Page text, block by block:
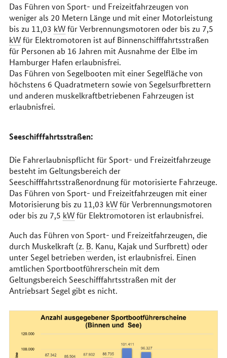
Das Führen von Sport- und Freizeitfahrzeugen von
weniger als 20 Metern Länge und mit einer Motorleistung
bis zu 11,03 kWfür Verbrennungsmotoren oder bis zu 7,5
kWfür Elektromotoren ist auf Binnenschifffahrtsstraßen
für Personen ab 16 Jahren mit Ausnahme der Elbe im
Hamburger Hafen erlaubnisfrei.
Das Führen von Segelbooten mit einer Segelfläche von
höchstens 6 Quadratmetern sowie von Segelsurfbrettern
und anderen muskelkraftbetriebenen Fahrzeugen ist
erlaubnisfrei.
Seeschifffahrtsstraßen:
Die Fahrerlaubnispflicht für Sport- und Freizeitfahrzeuge
besteht im Geltungsbereich der
Seeschifffahrtsstraßenordnung für motorisierte Fahrzeuge.
Das Führen von Sport- und Freizeitfahrzeugen mit einer
Motorisierung bis zu 11,03 kWfür Verbrennungsmotoren
oder bis zu 7,5 kWfür Elektromotoren ist erlaubnisfrei.
Auch das Führen von Sport- und Freizeitfahrzeugen, die
durch Muskelkraft (z. B. Kanu, Kajak und Surfbrett) oder
unter Segel betrieben werden, ist erlaubnisfrei. Einen
amtlichen Sportbootführerschein mit dem
Geltungsbereich Seeschifffahrtsstraßen mit der
Antriebsart Segel gibt es nicht.